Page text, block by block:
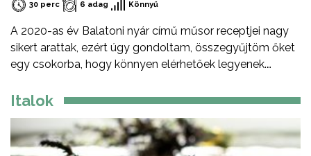
30 perc 6 adag Könnyű
A 2020-as év Balatoni nyár című műsor receptjei nagy
sikert arattak, ezért úgy gondoltam, összegyűjtöm őket
egy csokorba, hogy könnyen elérhetőek legyenek.
minden időszakában elkészítheted, mint ahogy a
étvágyát kívánok!
Italok